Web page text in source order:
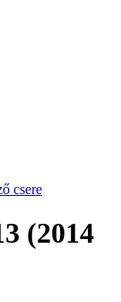
csere
(2014